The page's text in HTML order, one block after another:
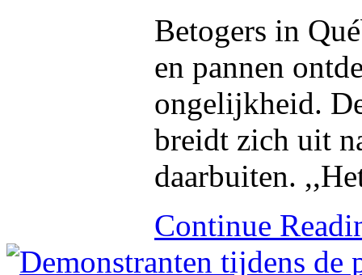
Betogers in
en pannen
ongelijkheid.
breidt zich uit
daarbuiten.
Continue